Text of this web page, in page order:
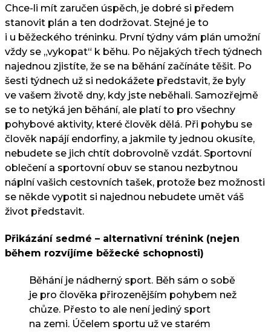
Chce-li mít zaručen úspěch, je dobré si předem
stanovit plán a ten dodržovat. Stejné je to
i u běžeckého tréninku. První týdny vám plán umožní
vždy se „vykopat“ k běhu. Po nějakých třech týdnech
najednou zjistíte, že se na běhání začínáte těšit. Po
šesti týdnech už si nedokážete představit, že byly
ve vašem životě dny, kdy jste neběhali. Samozřejmě
se to netýká jen běhání, ale platí to pro všechny
pohybové aktivity, které člověk dělá. Při pohybu se
člověk napájí endorfiny, a jakmile ty jednou okusíte,
nebudete se jich chtít dobrovolně vzdát. Sportovní
oblečení a sportovní obuv se stanou nezbytnou
náplní vašich cestovních tašek, protože bez možnosti
se někde vypotit si najednou nebudete umět váš
život představit.
Přikázání sedmé – alternativní trénink (nejen
během rozvíjíme běžecké schopnosti)
Běhání je nádherný sport. Běh sám o sobě
je pro člověka přirozenějším pohybem než
chůze. Přesto to ale není jediný sport
na zemi. Účelem sportu už ve starém